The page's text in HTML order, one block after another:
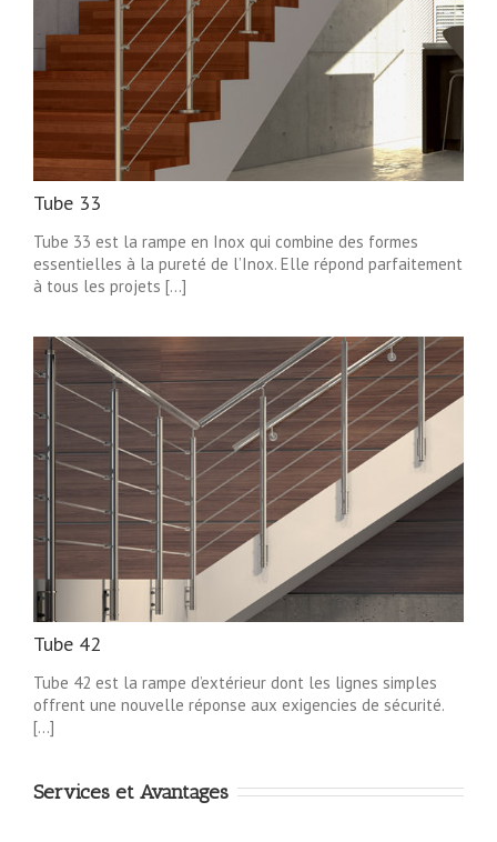
Tube 33
Tube 33 est la rampe en Inox qui combine des formes
essentielles à la pureté de l’Inox. Elle répond parfaitement
à tous les projets [...]
Tube 42
Tube 42 est la rampe d’extérieur dont les lignes simples
offrent une nouvelle réponse aux exigencies de sécurité.
[...]
Services et Avantages